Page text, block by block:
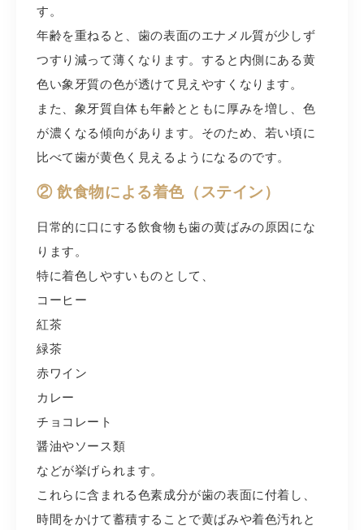
す。
年齢を重ねると、歯の表面のエナメル質が少しず
つすり減って薄くなります。すると内側にある黄
色い象牙質の色が透けて見えやすくなります。
また、象牙質自体も年齢とともに厚みを増し、色
が濃くなる傾向があります。そのため、若い頃に
比べて歯が黄色く見えるようになるのです。
② 飲食物による着色（ステイン）
日常的に口にする飲食物も歯の黄ばみの原因にな
ります。
特に着色しやすいものとして、
コーヒー
紅茶
緑茶
赤ワイン
カレー
チョコレート
醤油やソース類
などが挙げられます。
これらに含まれる色素成分が歯の表面に付着し、
時間をかけて蓄積することで黄ばみや着色汚れと